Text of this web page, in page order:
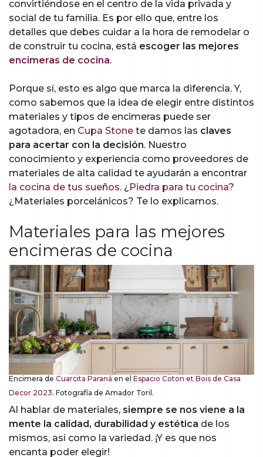
convirtiéndose en el centro de la vida privada y
social de tu familia. Es por ello que, entre los
detalles que debes cuidar a la hora de remodelar o
de construir tu cocina, está escoger las mejores
encimeras de cocina.
Porque sí, esto es algo que marca la diferencia. Y,
como sabemos que la idea de elegir entre distintos
materiales y tipos de encimeras puede ser
agotadora, en Cupa Stone te damos las claves
para acertar con la decisión. Nuestro
conocimiento y experiencia como proveedores de
materiales de alta calidad te ayudarán a encontrar
la cocina de tus sueños. ¿ Piedra para tu cocina?
¿Materiales porcelánicos? Te lo explicamos.
Materiales para las mejores
encimeras de cocina
Encimera de Cuarcita Paraná en el Espacio Coton et Bois de Casa
Decor 2023. Fotografía de Amador Toril.
Al hablar de materiales, siempre se nos viene a la
mente la calidad, durabilidad y estética de los
mismos, así como la variedad. ¡Y es que nos
encanta poder elegir!